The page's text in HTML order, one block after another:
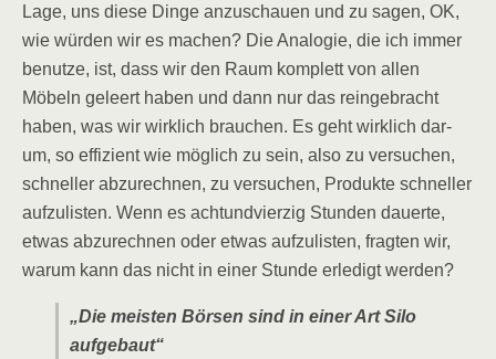
Lage, uns die­se Din­ge anzu­schau­en und zu sagen, OK,
wie wür­den wir es machen? Die Ana­lo­gie, die ich immer
benut­ze, ist, dass wir den Raum kom­plett von allen
Möbeln geleert haben und dann nur das rein­ge­bracht
haben, was wir wirk­lich brau­chen. Es geht wirk­lich dar­
um, so effi­zi­ent wie mög­lich zu sein, also zu ver­su­chen,
schnel­ler abzu­rech­nen, zu ver­su­chen, Pro­duk­te schnel­ler
auf­zu­lis­ten. Wenn es acht­und­vier­zig Stun­den dau­er­te,
etwas abzu­rech­nen oder etwas auf­zu­lis­ten, frag­ten wir,
war­um kann das nicht in einer Stun­de erle­digt werden?
„Die meis­ten Bör­sen sind in einer Art Silo
aufgebaut“